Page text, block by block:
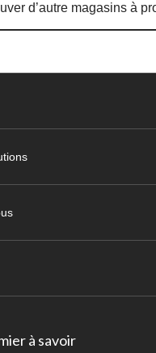
d’autre magasins à
à savoir